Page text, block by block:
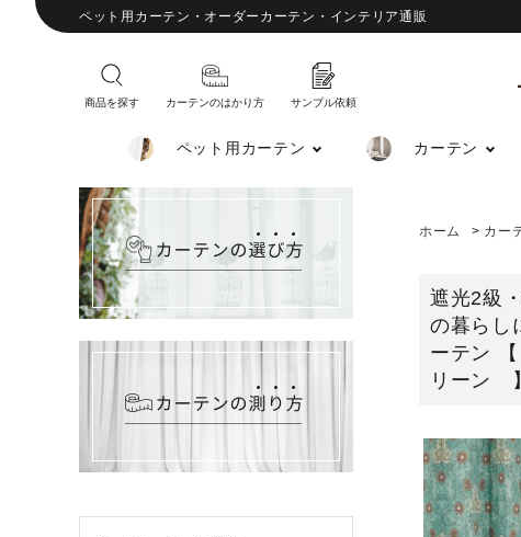
ペット用カーテン・オーダーカーテン・インテリア通販
商品を探す カーテンのはかり方 サンプル依頼
ペット用カーテン カーテン
ホーム > カー
遮光2級
の暮らし
ーテン
リーン 】